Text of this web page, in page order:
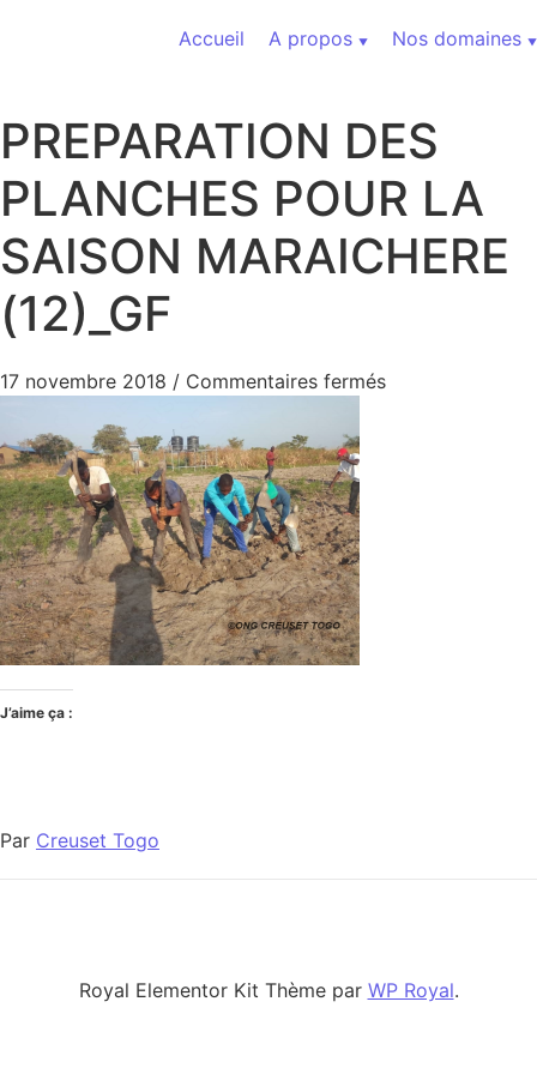
Accueil
A propos Nos domaines
PREPARATION DES
PLANCHES POUR LA
SAISON MARAICHERE
(12)_GF
17 novembre 2018 / Commentaires ferméssur
J’aime ça :
Par Creuset Togo
Royal Elementor Kit Thème par WP Royal.